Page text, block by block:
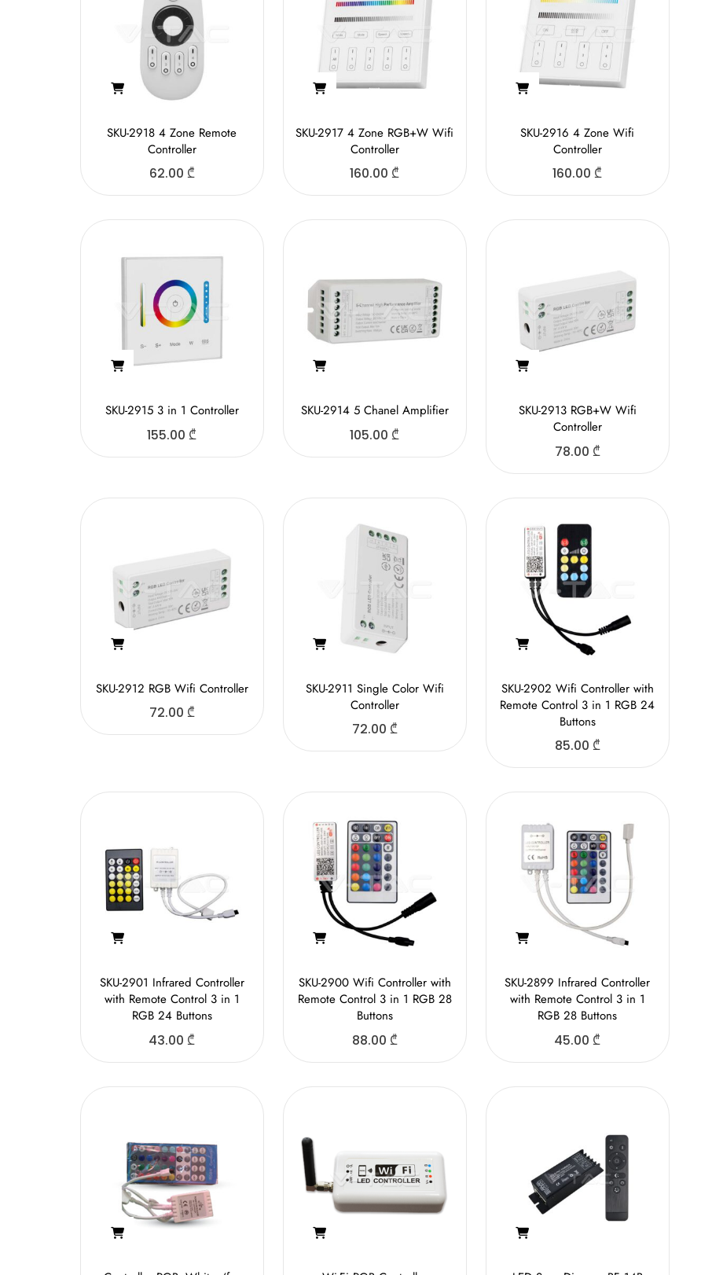
SKU-2918 4 Zone Remote
Controller
62.00 ₾
SKU-2917 4 Zone RGB+W Wifi
Controller
160.00₾
SKU-2916 4 Zone Wifi
Controller
160.00₾
SKU-2915 3 in 1 Controller
155.00₾
SKU-2914 5 Chanel Amplifier
105.00₾
SKU-2913 RGB+W Wifi
Controller
78.00 ₾
SKU-2912 RGB Wifi Controller
72.00 ₾
SKU-2911 Single Color Wifi
Controller
72.00 ₾
SKU-2902 Wifi Controller with
Remote Control 3 in 1 RGB 24
Buttons
85.00 ₾
SKU-2901 Infrared Controller
with Remote Control 3 in 1
RGB 24 Buttons
43.00₾
SKU-2900 Wifi Controller with
Remote Control 3 in 1 RGB 28
Buttons
88.00 ₾
SKU-2899 Infrared Controller
with Remote Control 3 in 1
RGB 28 Buttons
45.00₾